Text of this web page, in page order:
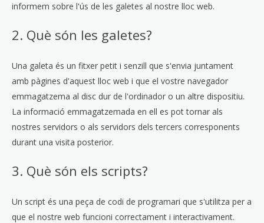
informem sobre l'ús de les galetes al nostre lloc web.
2. Què són les galetes?
Una galeta és un fitxer petit i senzill que s'envia juntament
amb pàgines d'aquest lloc web i que el vostre navegador
emmagatzema al disc dur de l'ordinador o un altre dispositiu.
La informació emmagatzemada en ell es pot tornar als
nostres servidors o als servidors dels tercers corresponents
durant una visita posterior.
3. Què són els scripts?
Un script és una peça de codi de programari que s'utilitza per a
que el nostre web funcioni correctament i interactivament.